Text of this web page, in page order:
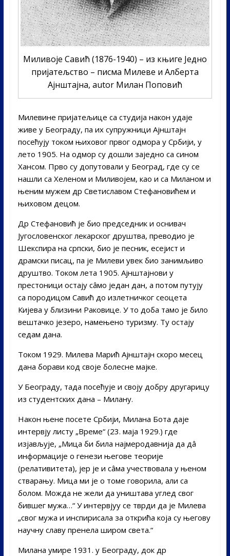
Миливоје Савић (1876-1940) – из књиге Једно
пријатељство – писма Милеве и Алберта
Ајнштајна, autor Милан Поповић
Милевине пријатељице са студија након удаје
живе у Београду, па их супружници Ајнштајн
посећују током њиховог првог одмора у Србији, у
лето 1905. На одмор су дошли заједно са сином
Хансом. Прво су допутовали у Београд, где су се
нашли са Хеленом и Миливојем, као и са Миланом и
њеним мужем др Светиславом Стефановићем и
њиховом децом.
Др Стефановић је био председник и оснивач
Југословенског лекарског друштва, преводио је
Шекспира на српски, био је песник, есејист и
драмски писац, па је Милеви увек био занимљиво
друштво. Током лета 1905. Ајнштајнови у
престоници остају сâмо један дан, а потом путују
са породицом Савић до излетничког сеоцета
Кијева у близини Раковице. У то доба тамо је било
вештачко језеро, намењено туризму. Ту остају
седам дана.
Током 1929. Милева Марић Ајнштајн скоро месец
дана борави код своје болесне мајке.
У Београду, тада посећује и своју добру другарицу
из студентских дана – Милану.
Након њене посете Србији, Милана Бота даје
интервју листу „Време“ (23. маја 1929.) где
изјављује, „Мица би била најмеродавнија да дâ
информације о генези његове теорије
(релативитета), јер је и сâма учествовала у њеном
стварању. Мица ми је о томе говорила, али са
болом. Можда не жели да уништава углед свог
бившег мужа…“ У интервјуу се тврди да је Милева
„свог мужа и инспирисала за открића која су његову
научну славу пренела широм света.“
Милана умире 1931. у Београду, док др